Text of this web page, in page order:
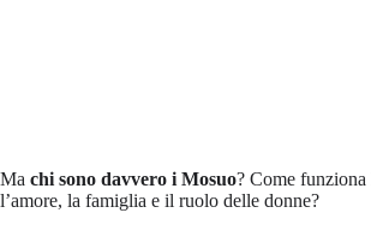
Ma chi sono davvero i Mosuo? Come
l’amore, la famiglia e il ruolo delle donne?